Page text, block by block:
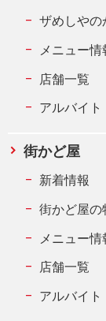
ザめしやの
メニュー情
店舗一覧
アルバイ
街かど屋
新着情報
街かど屋の
メニュー情
店舗一覧
アルバイ